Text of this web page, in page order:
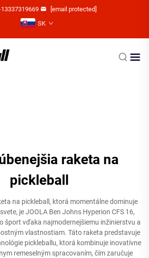
[email protected]
SK
raketa na
pickleball
na pickleball, ktorá momentálne dominuje
je JOOLA Ben Johns Hyperion CFS 16,
šport vďaka najmodernejšiemu inžinierstvu a
vlastnostiam. Táto raketa predstavuje
pickleballu, ktorá kombinuje inovatívne
remeselným spracovaním, čím zaručuje